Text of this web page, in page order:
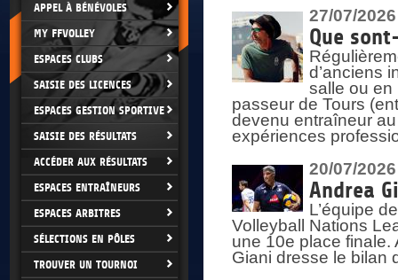
APPEL À BÉNÉVOLES
MY FFVOLLEY
ESPACES CLUBS
SAISIE DES LICENCES
ESPACES GESTION SPORTIVE
SAISIE DES RÉSULTATS
ACCÉDER AUX RÉSULTATS
ESPACES ENTRAÎNEURS
ESPACES ARBITRES
SÉLECTIONS EN PÔLES
TROUVER UN TOURNOI
27/07/2026
Que
d’anciens
salle ou en
passeur de Tours
devenu entraîneur
expériences
20/07/2026
Andrea
L’équipe
Volleyball Nations
une 10e place finale.
Giani dresse le bilan